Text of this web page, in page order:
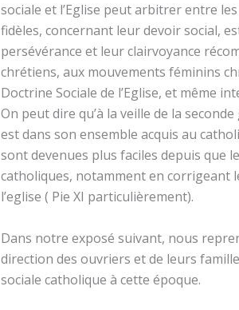
sociale et l’Eglise peut arbitrer entre
fidèles, concernant leur devoir social,
persévérance et leur clairvoyance
chrétiens, aux mouvements féminins
Doctrine Sociale de l’Eglise, et même
On peut dire qu’à la veille de la
est dans son ensemble acquis au
sont devenues plus faciles depuis que
catholiques, notamment en corrigeant
l’eglise ( Pie XI particulièrement).
Dans notre exposé suivant, nous
direction des ouvriers et de leurs
sociale catholique à cette époque.